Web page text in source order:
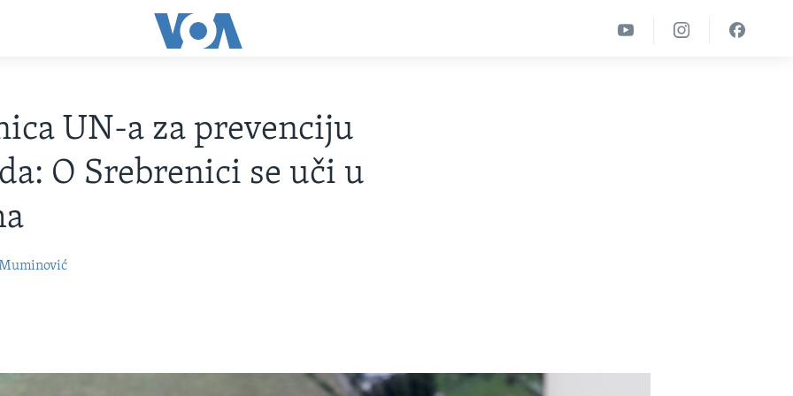
UN-a za prevenciju
O Srebrenici se uči u